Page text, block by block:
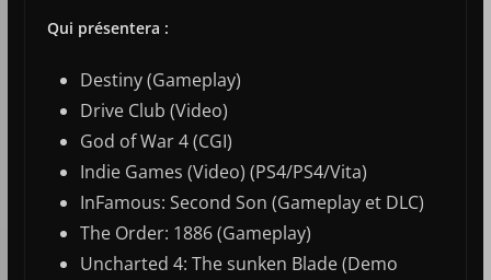
Qui présentera :
Destiny (Gameplay)
Drive Club (Video)
God of War 4 (CGI)
Indie Games (Video) (PS4/PS4/Vita)
InFamous: Second Son (Gameplay et DLC)
The Order: 1886 (Gameplay)
Uncharted 4: The sunken Blade (Demo